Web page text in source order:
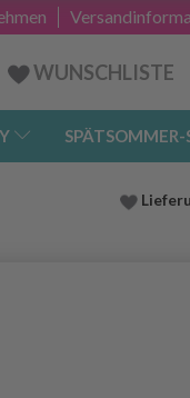
WUNSCHLISTE
SPÄTSOMMER-